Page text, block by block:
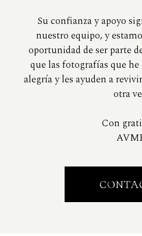
Su confianza y apoyo
nuestro equipo, y
oportunidad de ser parte
que las fotografías que
alegría y les ayuden a
otra
Con